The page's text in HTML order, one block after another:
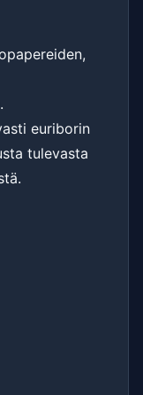
euriborin
tulevasta